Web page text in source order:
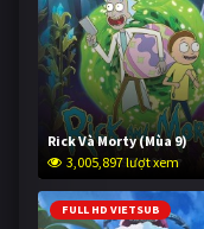
Rick Và Morty (Mùa 9)
3,005,897 lượt xem
FULL HD VIETSUB